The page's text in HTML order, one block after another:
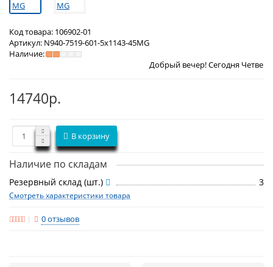
Код товара: 106902-01
Артикул: N940-7519-601-5x1143-45MG
Наличие:
Добрый вечер! СегодняЧетверг 6 августа
14740р.
В корзину
Наличие по складам
Резервный склад (шт.) 3
Смотреть характеристики товара
0 отзывов